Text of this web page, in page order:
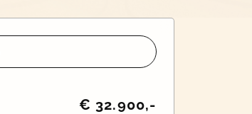
€ 32.900,-